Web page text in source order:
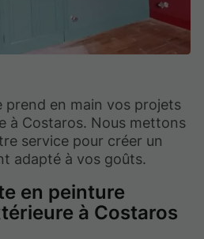
prend en main vos projets
à Costaros. Nous mettons
service pour créer un
adapté à vos goûts.
en peinture
à Costaros